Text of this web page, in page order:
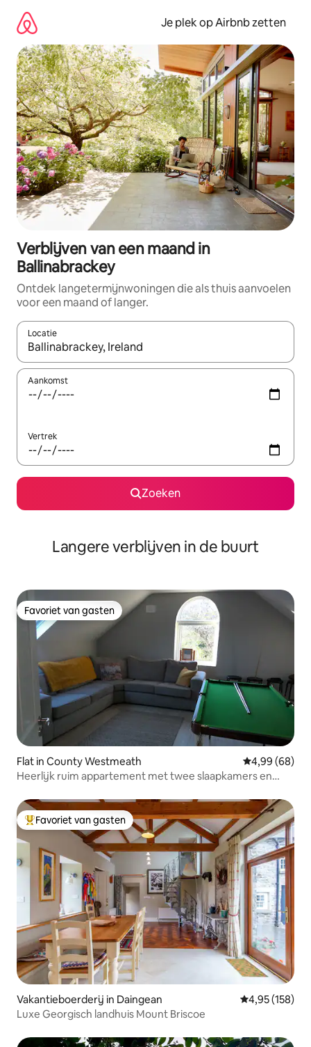
direct
naar
inhoud
Je plek op Airbnb zetten
Verblijven van een maand in
Ballinabrackey
Ontdek langetermijnwoningen die als thuis aanvoelen
voor een maand of langer.
Locatie
Wanneer er resultaten beschikbaar zijn, maak je een keuze
Aankomst
Vertrek
Zoeken
Langere verblijven in de buurt
Favoriet van gasten
Favoriet van gasten
Flat in County Westmeath Gemiddelde
4,99 (68)
Heerlijk ruim appartement met twee slaapkamers en
Topfavoriet van gasten
Favoriet van gasten
Vakantieboerderij in Daingean Gemiddelde
4,95 (158)
Luxe Georgisch landhuis Mount Briscoe